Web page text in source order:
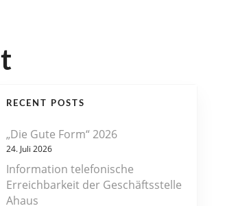
RECENT POSTS
„Die Gute Form“ 2026
24. Juli 2026
Information telefonische
Erreichbarkeit der Geschäftsstelle
Ahaus